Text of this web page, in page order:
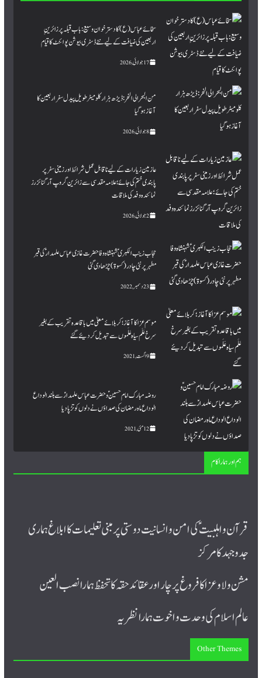
سخائے عباس (ع) کا دسترخوان وسیع: باب قبلہ پر زائرینِِ
اربعین کی ضیافت کے لیے نئے ڈسٹری بیوشن پوائنٹ کا قیام
17 جولائی, 2026
من البحر الی النحر : ڈیڑھ ہزار کلومیٹر طویل پیدل سفر اربعین کا
آغاز ہو گیا
8 جولائی, 2026
عازمین زیارات کے لیے ناقابل عمل شرائط اور زمینی سفر پر
پابندی ختم کی جائے؛ علامہ مقدسی سے زائرین گروپ آرگنائزرز
نمائندہ وفد کی ملاقات
2 جولائی, 2026
حجاب زینب الکبری ؑ شہنشاہ وفا حضرت غازی عباس علمدار ؑ کی قبر
مطہرپر نئی چادر (کسوۃ ) چڑھا دی گئی
23 دسمبر, 2022
موسم عزا کا آغاز؛ کربلائے معلیٰ میں باقاعدہ تقریب کے بغیر
سرخ عَلَم سیاہ عَلَموں سے تبدیل کردیئے گئے
9 اگست, 2021
روضہ مبارک امام حسینؑ و حضرت عباس علمدارؑ سے بلند الوداع
الوداع ماہ رمضان کی صداؤں نے دلوں کو تڑپا دیا
12 مئی, 2021
ہم اور ہمارا کام
قرآن و اہلبیت ؑ کی امن و انسانیت دوستی پر مبنی تعلیمات کا ابلاغ ہماری
جدوجہد کا مرکز
مشن ولا و عزا کا فروغ پرچار اورعقائد حقہ کا تحفظ ہمارا نصب العین
عالم اسلام کی وحدت و اخوت ہمارا نظریہ
Other Themes